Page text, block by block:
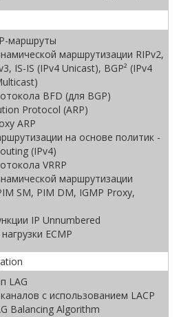
маршруты
маршрутизации RIPv2,
IS-IS (IPv4 Unicast), BGP² (IPv4
BFD (для BGP)
Protocol (ARP)
ARP
на основе политик -
(IPv4)
VRRP
маршрутизации
SM, PIM DM, IGMP Proxy,
IP Unnumbered
ECMP
LAG
с использованием LACP
Balancing Algorithm